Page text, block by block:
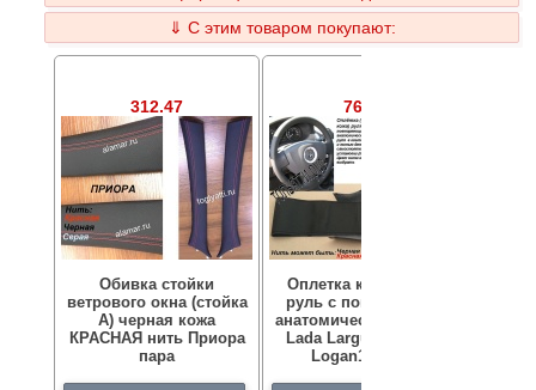
⇓ С этим товаром покупают:
312.47
Обивка стойки
ветрового окна (стойка
А) черная кожа
КРАСНАЯ нить Приора
пара
76.44
Оплетка кожаная на
руль с повторением
анатомической формы
Lada Largus, Renault
Logan1 (200 ...